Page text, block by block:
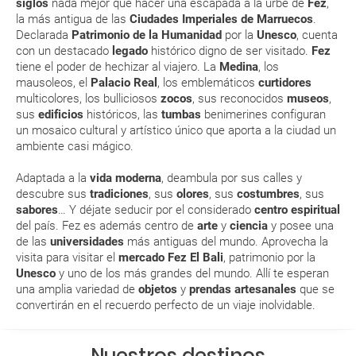
la más antigua de las Ciudades Imperiales de Marruecos
Declarada Patrimonio de la Humanidad por la Unesco, cuenta
con un destacado legado histórico digno de ser visitado. Fez
tiene el poder de hechizar al viajero. La Medina, los
mausoleos, el Palacio Real , los emblemáticos curtidores
multicolores, los bulliciosos zocos, sus reconocidos museos,
sus edificios históricos, las tumbas benimerines configuran
un mosaico cultural y artístico único que aporta a la ciudad un
ambiente casi mágico.
Adaptada a la vida moderna, deambula por sus calles y
descubre sus tradiciones, sus olores, sus costumbres, sus
sabores … Y déjate seducir por el considerado centro espiritual
del país. Fez es además centro de arte y ciencia y posee una
de las universidades más antiguas del mundo. Aprovecha la
visita para visitar el mercado Fez El Bali, patrimonio por la
Unesco y uno de los más grandes del mundo. Allí te esperan
una amplia variedad de objetos y prendas artesanales que se
convertirán en el recuerdo perfecto de un viaje inolvidable.
Esta documentación te será requerida en el mostrador de la compañía
aérea a la hora de realizar el check-in el día de la salida.
MODIFICACIÓN ó CANCELACIÓN ¿Puedo anular o
modificar una reserva del viaje? ¿Qué gastos puede
generar una anulación o modificación del viaje?
¿Qué caducidad debe tener mi pasaporte para ir
a...?
¿Con cuánta antelación tengo que estar en el
aeropuerto?
RESERVAR ¿Cómo puedo reservar un viaje de
paquete vacacional en la página web?
quedado de pendiente de confirmación ¿Cómo